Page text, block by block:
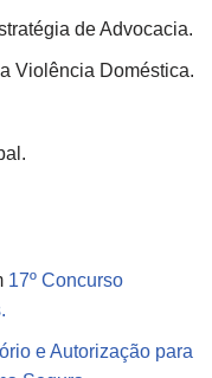
de Advocacia.
Violência Doméstica.
17º Concurso
e Autorização para